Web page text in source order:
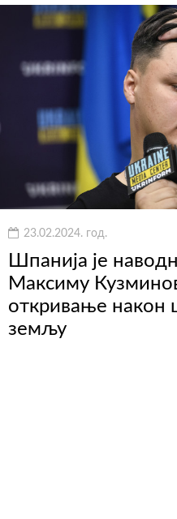
23.02.2024. год.
Шпанија је
Максиму
откривање након
земљу